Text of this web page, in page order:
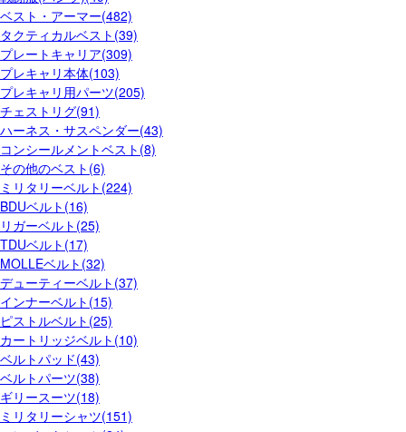
ベスト・アーマー(482)
タクティカルベスト(39)
プレートキャリア(309)
プレキャリ本体(103)
プレキャリ用パーツ(205)
チェストリグ(91)
ハーネス・サスペンダー(43)
コンシールメントベスト(8)
その他のベスト(6)
ミリタリーベルト(224)
BDUベルト(16)
リガーベルト(25)
TDUベルト(17)
MOLLEベルト(32)
デューティーベルト(37)
インナーベルト(15)
ピストルベルト(25)
カートリッジベルト(10)
ベルトパッド(43)
ベルトパーツ(38)
ギリースーツ(18)
ミリタリーシャツ(151)